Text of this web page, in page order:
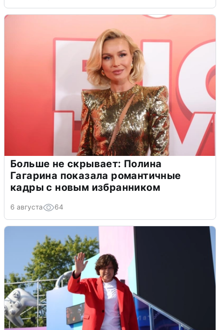
Больше не скрывает: Полина
Гагарина показала романтичные
кадры с новым избранником
6 августа 64